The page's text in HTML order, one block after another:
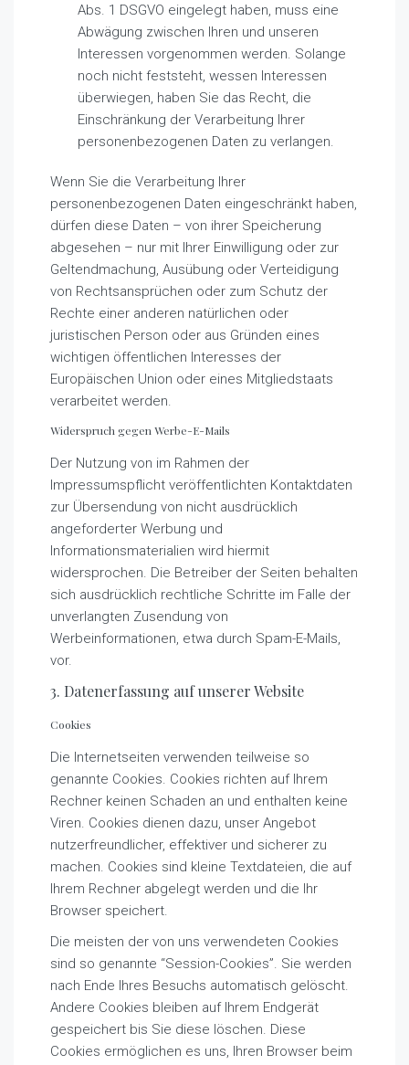
Abs. 1 DSGVO eingelegt haben, muss eine
Abwägung zwischen Ihren und unseren
Interessen vorgenommen werden. Solange
noch nicht feststeht, wessen Interessen
überwiegen, haben Sie das Recht, die
Einschränkung der Verarbeitung Ihrer
personenbezogenen Daten zu verlangen.
Wenn Sie die Verarbeitung Ihrer
personenbezogenen Daten eingeschränkt haben,
dürfen diese Daten – von ihrer Speicherung
abgesehen – nur mit Ihrer Einwilligung oder zur
Geltendmachung, Ausübung oder Verteidigung
von Rechtsansprüchen oder zum Schutz der
Rechte einer anderen natürlichen oder
juristischen Person oder aus Gründen eines
wichtigen öffentlichen Interesses der
Europäischen Union oder eines Mitgliedstaats
verarbeitet werden.
Widerspruch gegen Werbe-E-Mails
Der Nutzung von im Rahmen der
Impressumspflicht veröffentlichten Kontaktdaten
zur Übersendung von nicht ausdrücklich
angeforderter Werbung und
Informationsmaterialien wird hiermit
widersprochen. Die Betreiber der Seiten behalten
sich ausdrücklich rechtliche Schritte im Falle der
unverlangten Zusendung von
Werbeinformationen, etwa durch Spam-E-Mails,
vor.
3. Datenerfassung auf unserer Website
Cookies
Die Internetseiten verwenden teilweise so
genannte Cookies. Cookies richten auf Ihrem
Rechner keinen Schaden an und enthalten keine
Viren. Cookies dienen dazu, unser Angebot
nutzerfreundlicher, effektiver und sicherer zu
machen. Cookies sind kleine Textdateien, die auf
Ihrem Rechner abgelegt werden und die Ihr
Browser speichert.
Die meisten der von uns verwendeten Cookies
sind so genannte “Session-Cookies”. Sie werden
nach Ende Ihres Besuchs automatisch gelöscht.
Andere Cookies bleiben auf Ihrem Endgerät
gespeichert bis Sie diese löschen. Diese
Cookies ermöglichen es uns, Ihren Browser beim